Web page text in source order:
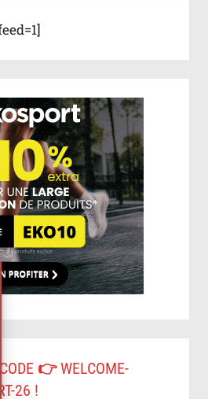
👉 WELCOME-
26 !